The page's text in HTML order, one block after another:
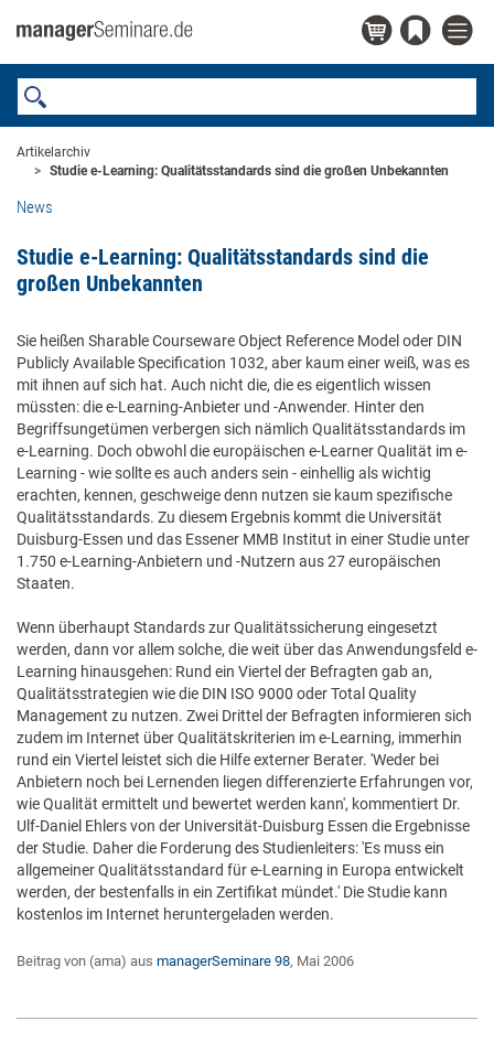
Artikelarchiv
Studie e-Learning: Qualitätsstandards sind die großen Unbekannten
News
Studie e-Learning: Qualitätsstandards sind die
großen Unbekannten
Sie heißen Sharable Courseware Object Reference Model oder DIN
Publicly Available Specification 1032, aber kaum einer weiß, was es
mit ihnen auf sich hat. Auch nicht die, die es eigentlich wissen
müssten: die e-Learning-Anbieter und -Anwender. Hinter den
Begriffsungetümen verbergen sich nämlich Qualitätsstandards im
e-Learning. Doch obwohl die europäischen e-Learner Qualität im e-
Learning - wie sollte es auch anders sein - einhellig als wichtig
erachten, kennen, geschweige denn nutzen sie kaum spezifische
Qualitätsstandards. Zu diesem Ergebnis kommt die Universität
Duisburg-Essen und das Essener MMB Institut in einer Studie unter
1.750 e-Learning-Anbietern und -Nutzern aus 27 europäischen
Staaten.
Wenn überhaupt Standards zur Qualitätssicherung eingesetzt
werden, dann vor allem solche, die weit über das Anwendungsfeld e-
Learning hinausgehen: Rund ein Viertel der Befragten gab an,
Qualitätsstrategien wie die DIN ISO 9000 oder Total Quality
Management zu nutzen. Zwei Drittel der Befragten informieren sich
zudem im Internet über Qualitätskriterien im e-Learning, immerhin
rund ein Viertel leistet sich die Hilfe externer Berater. 'Weder bei
Anbietern noch bei Lernenden liegen differenzierte Erfahrungen vor,
wie Qualität ermittelt und bewertet werden kann', kommentiert Dr.
Ulf-Daniel Ehlers von der Universität-Duisburg Essen die Ergebnisse
der Studie. Daher die Forderung des Studienleiters: 'Es muss ein
allgemeiner Qualitätsstandard für e-Learning in Europa entwickelt
werden, der bestenfalls in ein Zertifikat mündet.' Die Studie kann
kostenlos im Internet heruntergeladen werden.
Beitrag von (ama) aus managerSeminare 98, Mai 2006